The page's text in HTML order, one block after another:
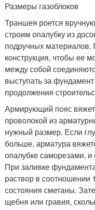
Размеры газоблоков
Траншея роется
строим опалубку из
подручных материалов.
конструкция, чтобы ее
между собой
выступать за
продолжения
Армирующий пояс
проволокой из
нужный размер. Если
больше, арматура
опалубке саморезами,
При заливке
раствор в соотношении
состояния сметаны.
щебня или гравия,